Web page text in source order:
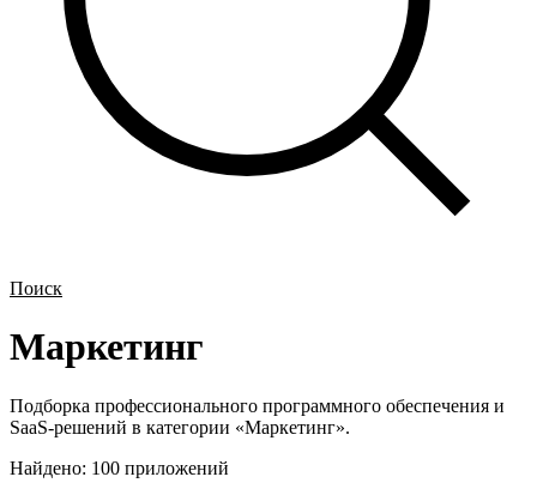
Поиск
Маркетинг
Подборка профессионального программного обеспечения и
SaaS-решений в категории «Маркетинг».
Найдено: 100 приложений